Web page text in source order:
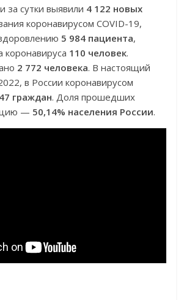
за сутки выявили 4 122 новых
коронавирусом COVID-19,
5 984 пациента,
коронавируса 110 человек.
2 772 человека. В настоящий
в России коронавирусом
граждан. Доля прошедших
— 50,14% населения России.